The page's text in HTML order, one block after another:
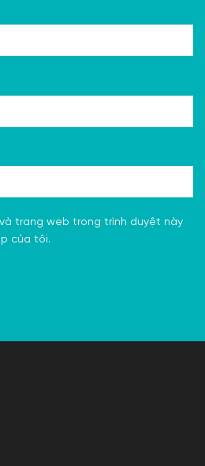
trang web trong trình duyệt này
của tôi.